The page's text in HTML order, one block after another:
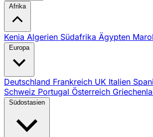
Afrika
Kenia Algerien Südafrika Ägypten
Europa
Deutschland Frankreich UK Italien
Schweiz Portugal Österreich
Südostasien